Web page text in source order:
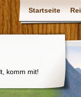
Startseite
komm mit!